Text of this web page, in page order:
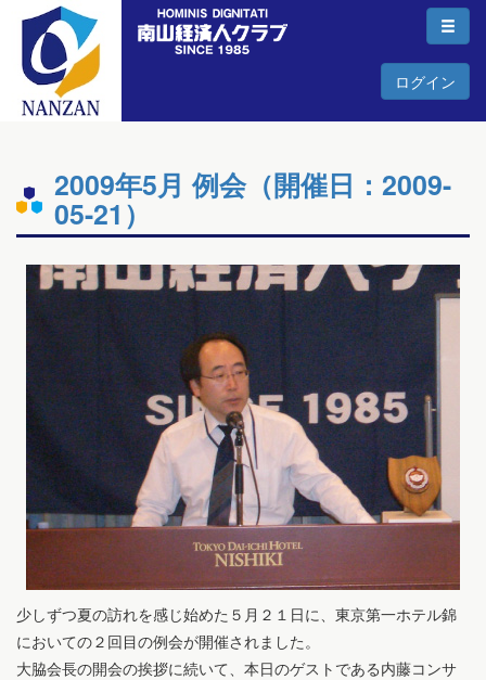
ログイン
2009年5月 例会（開催日：2009-
05-21）
少しずつ夏の訪れを感じ始めた５月２１日に、東京第一ホテル錦
においての２回目の例会が開催されました。
大脇会長の開会の挨拶に続いて、本日のゲストである内藤コンサ